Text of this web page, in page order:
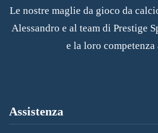
Le nostre maglie da gioco da
Alessandro e al team di Prestige
e la loro
Assistenza